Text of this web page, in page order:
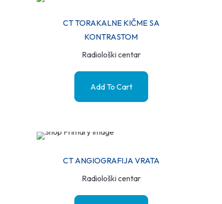
CT TORAKALNE KIČME SA
KONTRASTOM
Radiološki centar
Add To Cart
CT ANGIOGRAFIJA VRATA
Radiološki centar